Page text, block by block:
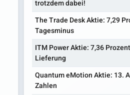
trotzdem dabei!
The Trade Desk Aktie: 7,29
Tagesminus
ITM Power Aktie: 7,36
Lieferung
Quantum eMotion Aktie: 13.
Zahlen